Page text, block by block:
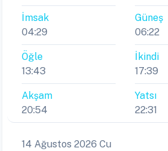
İmsak
04:29
Güneş
06:22
Öğle
13:43
İkindi
17:39
Akşam
20:54
Yatsı
22:31
14 Ağustos 2026 Cu